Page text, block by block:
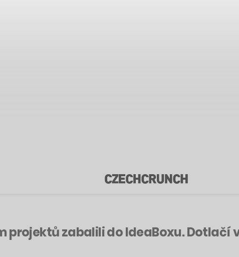
projektů zabalili do IdeaBoxu. Dotlačí